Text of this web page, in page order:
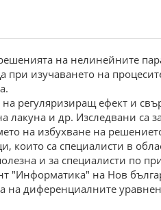
на нелинейните
изучаването на
регуляризиращ ефект и
лакуна и др. Изследвани са
на избухване на
които са специалисти в
и за специалисти по
на Нов
на диференциалните